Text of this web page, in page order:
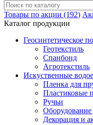
Товары по акции (192)
Каталог продукции
Геосинтетическое
Геотекстиль
Спанбонд
Агротекстиль
Искуственные
Пленка для
Пластиковые
Ручьи
Оборудование
Декорация и